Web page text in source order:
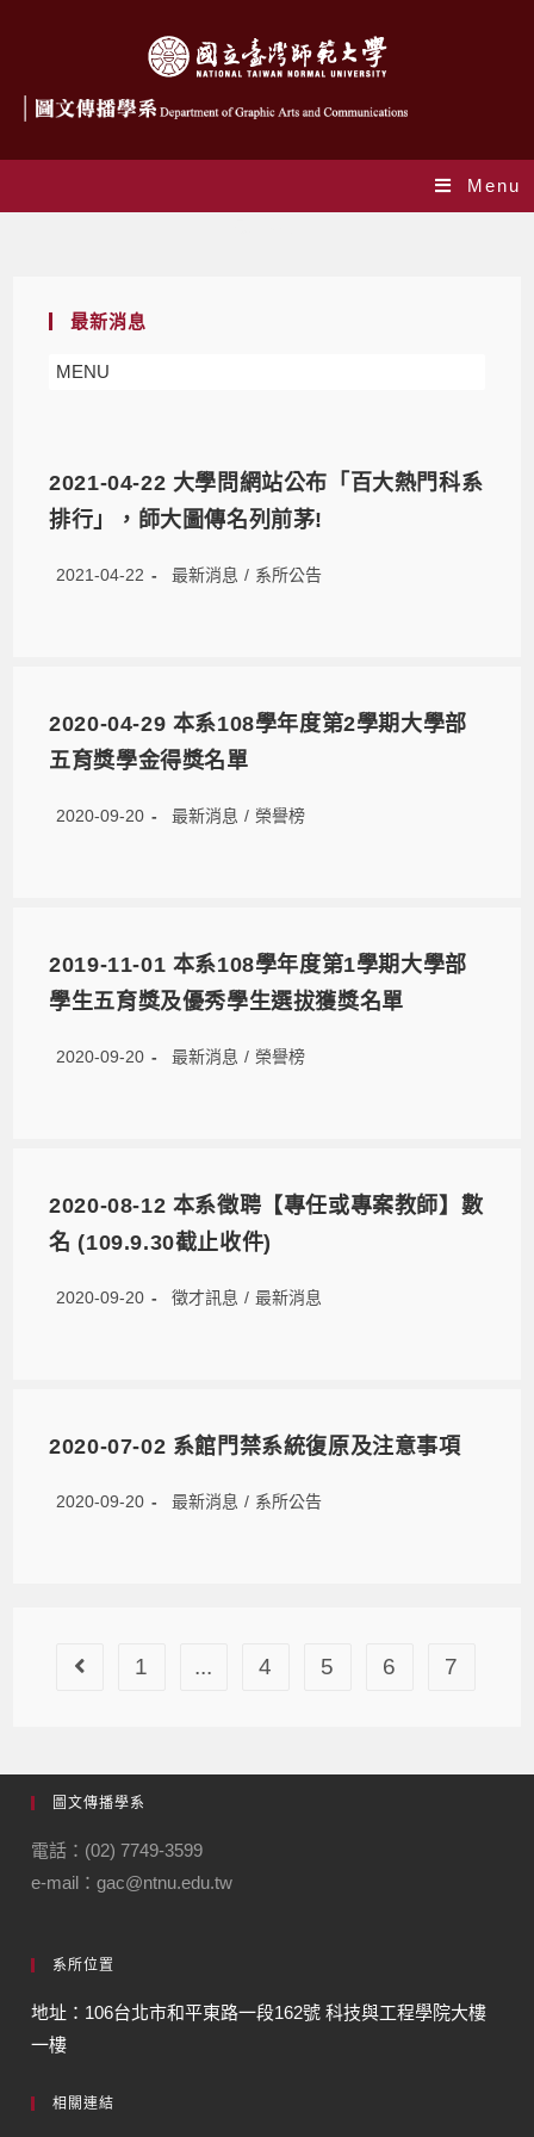
Menu
最新消息
MENU
2021-04-22 大學問網站公布「百大熱門科系
排行」，師大圖傳名列前茅!
2021-04-22 最新消息 / 系所公告
2020-04-29 本系108學年度第2學期大學部
五育獎學金得獎名單
2020-09-20 最新消息 / 榮譽榜
2019-11-01 本系108學年度第1學期大學部
學生五育獎及優秀學生選拔獲獎名單
2020-09-20 最新消息 / 榮譽榜
2020-08-12 本系徵聘【專任或專案教師】數
名 (109.9.30截止收件)
2020-09-20 徵才訊息 / 最新消息
2020-07-02 系館門禁系統復原及注意事項
2020-09-20 最新消息 / 系所公告
1 ... 4 5 6 7
圖文傳播學系
電話：(02) 7749-3599
e-mail：gac@ntnu.edu.tw
系所位置
地址：106台北市和平東路一段162號 科技與工程學院大樓
一樓
相關連結